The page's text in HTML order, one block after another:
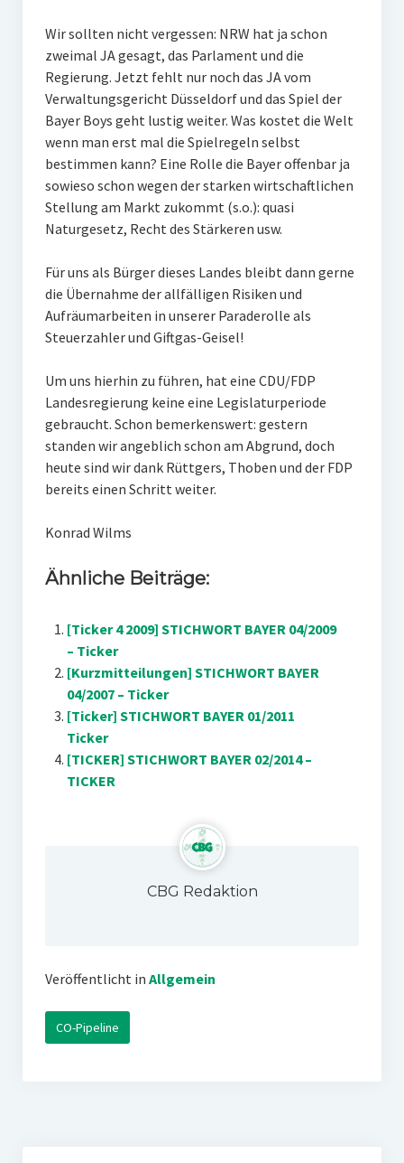
Wir sollten nicht vergessen: NRW hat ja schon
zweimal JA gesagt, das Parlament und die
Regierung. Jetzt fehlt nur noch das JA vom
Verwaltungsgericht Düsseldorf und das Spiel der
Bayer Boys geht lustig weiter. Was kostet die Welt
wenn man erst mal die Spielregeln selbst
bestimmen kann? Eine Rolle die Bayer offenbar ja
sowieso schon wegen der starken wirtschaftlichen
Stellung am Markt zukommt (s.o.): quasi
Naturgesetz, Recht des Stärkeren usw.
Für uns als Bürger dieses Landes bleibt dann gerne
die Übernahme der allfälligen Risiken und
Aufräumarbeiten in unserer Paraderolle als
Steuerzahler und Giftgas-Geisel!
Um uns hierhin zu führen, hat eine CDU/FDP
Landesregierung keine eine Legislaturperiode
gebraucht. Schon bemerkenswert: gestern
standen wir angeblich schon am Abgrund, doch
heute sind wir dank Rüttgers, Thoben und der FDP
bereits einen Schritt weiter.
Konrad Wilms
Ähnliche Beiträge:
[Ticker 4 2009] STICHWORT BAYER 04/2009
– Ticker
[Kurzmitteilungen] STICHWORT BAYER
04/2007 – Ticker
[Ticker] STICHWORT BAYER 01/2011
Ticker
[TICKER] STICHWORT BAYER 02/2014 –
TICKER
CBG Redaktion
Veröffentlicht in Allgemein
CO-Pipeline